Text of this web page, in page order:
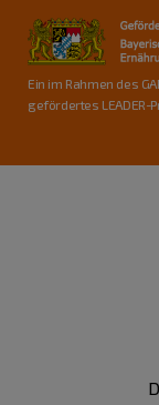
Ein im Rahmen des
gefördertes LEADER-